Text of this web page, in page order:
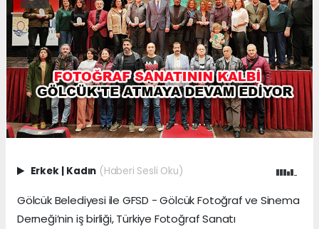
Erkek | Kadın (Haberi Sesli Oku)
Gölcük Belediyesi ile GFSD - Gölcük Fotoğraf ve Sinema
Derneği’nin iş birliği, Türkiye Fotoğraf Sanatı